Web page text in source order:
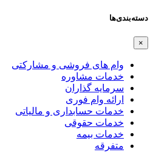
دسته‌بندی‌ها
×
وام های فروشی و مشارکتی
خدمات مشاوره
سرمایه گذاران
ارائه وام فوری
خدمات حسابداری و مالیاتی
خدمات حقوقی
خدمات بیمه
متفرقه